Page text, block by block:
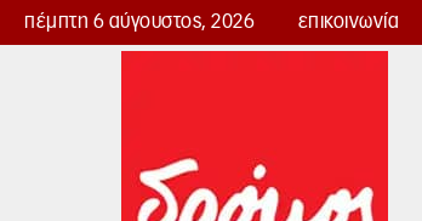
πέμπτη 6 αύγουστος, 2026 επικοινωνία
Δρόμος